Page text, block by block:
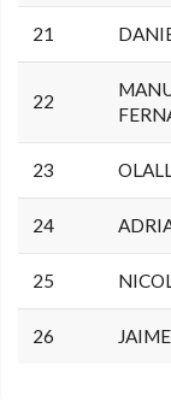
21
22
23
24
25
26